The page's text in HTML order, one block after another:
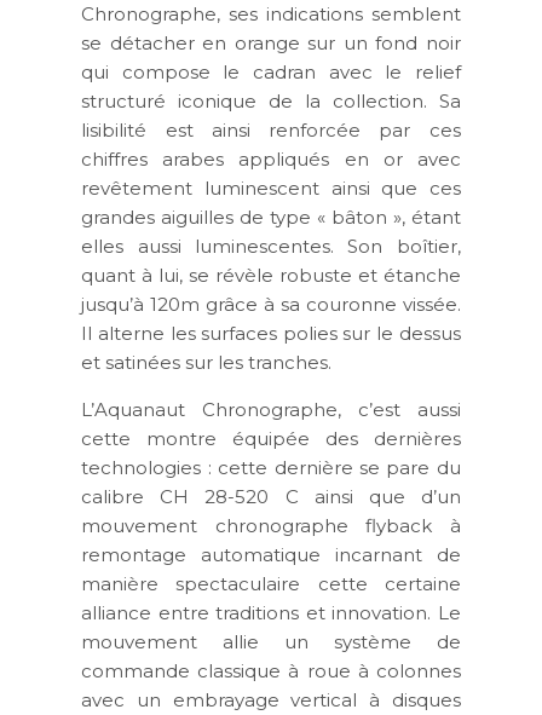
Chronographe, ses indications semblent
se détacher en orange sur un fond noir
qui compose le cadran avec le relief
structuré iconique de la collection. Sa
lisibilité est ainsi renforcée par ces
chiffres arabes appliqués en or avec
revêtement luminescent ainsi que ces
grandes aiguilles de type « bâton », étant
elles aussi luminescentes. Son boîtier,
quant à lui, se révèle robuste et étanche
jusqu’à 120m grâce à sa couronne vissée.
Il alterne les surfaces polies sur le dessus
et satinées sur les tranches.
L’Aquanaut Chronographe, c’est aussi
cette montre équipée des dernières
technologies : cette dernière se pare du
calibre CH 28-520 C ainsi que d’un
mouvement chronographe flyback à
remontage automatique incarnant de
manière spectaculaire cette certaine
alliance entre traditions et innovation. Le
mouvement allie un système de
commande classique à roue à colonnes
avec un embrayage vertical à disques